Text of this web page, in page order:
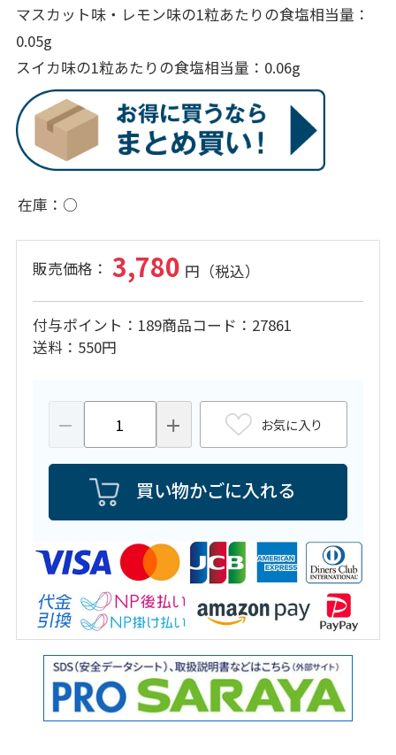
マスカット味・レモン味の1粒あたりの食塩相当量：
0.05g
スイカ味の1粒あたりの食塩相当量：0.06g
在庫 ○
3,780
付与ポイント 189商品コード
27861
送料
550円
お気に入り
買い物かごに入れる